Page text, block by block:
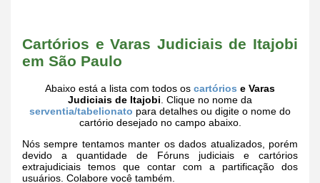
Cartórios e Varas Judiciais de Itajobi
em São Paulo
Abaixo está a lista com todos os cartórios e Varas
Judiciais de Itajobi . Clique no nome da
serventia/tabelionato para detalhes ou digite o nome do
cartório desejado no campo abaixo.
Nós sempre tentamos manter os dados atualizados, porém
devido a quantidade de Fóruns judiciais e cartórios
extrajudiciais temos que contar com a partificação dos
usuários. Colabore você também.